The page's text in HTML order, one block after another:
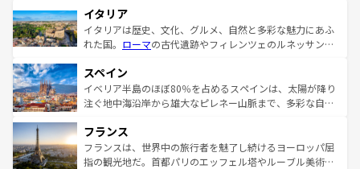
イタリア
イタリアは歴史、文化、グルメ、自然と多彩な魅力にあふ
れた国。 ローマの古代遺跡やフィレンツェのルネッサンス
ろん、トスカーナの美しい田園風景やアマルフィ海岸の絶
景など、自然景観も見逃せない。観光の合間には、本場の
ピザやパスタなど、絶品のイタリア料理を堪能することも
ませてくれるイタリアで、忘れられない旅をしてみよう！
なお、新着のイタリア情報はコンテンツ一覧 を参照してほ
しい。
スペイン
イベリア半島のほぼ80％を占めるスペインは、太陽が降り
注ぐ地中海沿岸から雄大なピレネー山脈まで、多彩な自然
文化が根付くこの国では、情熱的なフラメンコ、熱気あふ
れる闘牛、そして美味しいタパスが生活の一部となってい
る。首都マドリードの洗練された雰囲気や、バルセロナの
フランス
フランスは、世界中の旅行者を魅了し続けるヨーロッパ屈
指の観光地だ。首都パリのエッフェル塔やルーブル美術館